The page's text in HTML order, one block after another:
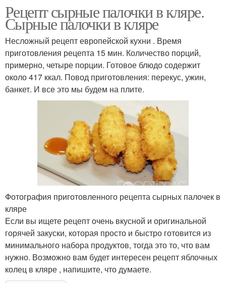
Рецепт сырные палочки в кляре.
Сырные палочки в кляре
Несложный рецепт европейской кухни . Время
приготовления рецепта 15 мин. Количество порций,
примерно, четыре порции. Готовое блюдо содержит
около 417 ккал. Повод приготовления: перекус, ужин,
банкет. И все это мы будем на плите.
Фотография приготовленного рецепта сырных палочек в
кляре
Если вы ищете рецепт очень вкусной и оригинальной
горячей закуски, которая просто и быстро готовится из
минимального набора продуктов, тогда это то, что вам
нужно. Возможно вам будет интересен рецепт яблочных
колец в кляре , напишите, что думаете.